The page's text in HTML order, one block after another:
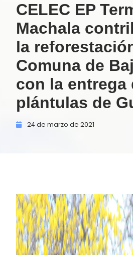
CELEC EP
Machala
la
Comuna de
con la entrega
plántulas de
24 de marzo de 2021